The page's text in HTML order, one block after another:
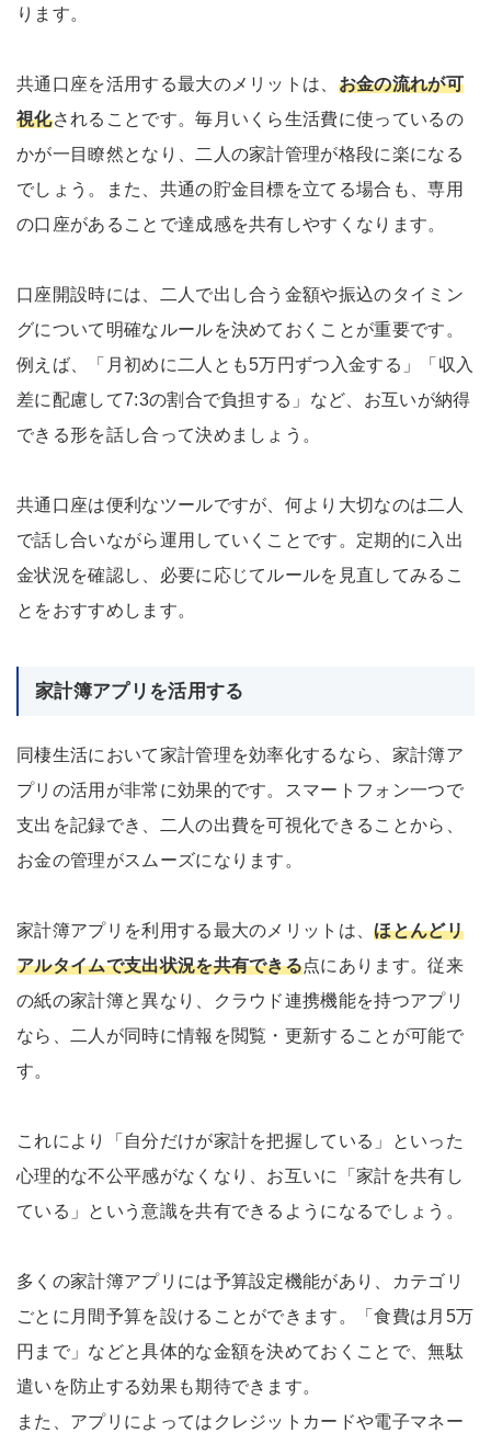
ります。
共通口座を活用する最大のメリットは、 お金の流れが可
視化されることです。毎月いくら生活費に使っているの
かが一目瞭然となり、二人の家計管理が格段に楽になる
でしょう。また、共通の貯金目標を立てる場合も、専用
の口座があることで達成感を共有しやすくなります。
口座開設時には、二人で出し合う金額や振込のタイミン
グについて明確なルールを決めておくことが重要です。
例えば、「月初めに二人とも5万円ずつ入金する」「収入
差に配慮して7:3の割合で負担する」など、お互いが納得
できる形を話し合って決めましょう。
共通口座は便利なツールですが、何より大切なのは二人
で話し合いながら運用していくことです。定期的に入出
金状況を確認し、必要に応じてルールを見直してみるこ
とをおすすめします。
家計簿アプリを活用する
同棲生活において家計管理を効率化するなら、家計簿ア
プリの活用が非常に効果的です。スマートフォン一つで
支出を記録でき、二人の出費を可視化できることから、
お金の管理がスムーズになります。
家計簿アプリを利用する最大のメリットは、ほとんどリ
アルタイムで支出状況を共有できる点にあります。従来
の紙の家計簿と異なり、クラウド連携機能を持つアプリ
なら、二人が同時に情報を閲覧・更新することが可能で
す。
これにより「自分だけが家計を把握している」といった
心理的な不公平感がなくなり、お互いに「家計を共有し
ている」という意識を共有できるようになるでしょう。
多くの家計簿アプリには予算設定機能があり、カテゴリ
ごとに月間予算を設けることができます。「食費は月5万
円まで」などと具体的な金額を決めておくことで、無駄
遣いを防止する効果も期待できます。
また、アプリによってはクレジットカードや電子マネー